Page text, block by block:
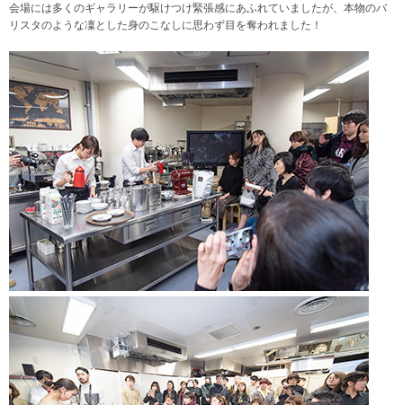
会場には多くのギャラリーが駆けつけ緊張感にあふれていましたが、本物のバ
リスタのような凜とした身のこなしに思わず目を奪われました！